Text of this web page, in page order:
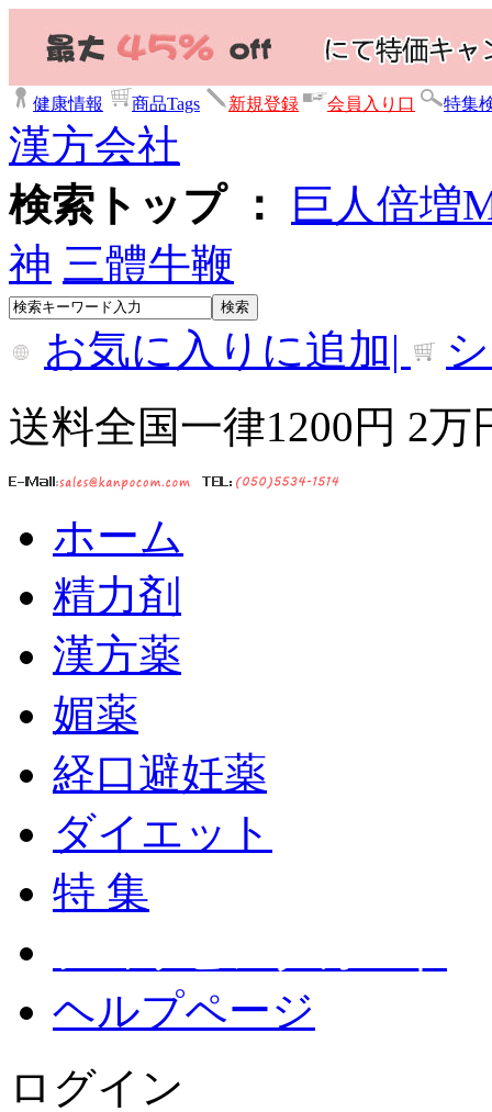
健康情報 商品Tags 新規登録 会員入り口 特集
漢方会社
検索トップ ：
巨人倍増
神 三體牛鞭
お気に入りに追加|
送料全国一律1200円 2
ホーム
精力剤
漢方薬
媚薬
経口避妊薬
ダイエット
特 集
ヘルプページ
ログイン